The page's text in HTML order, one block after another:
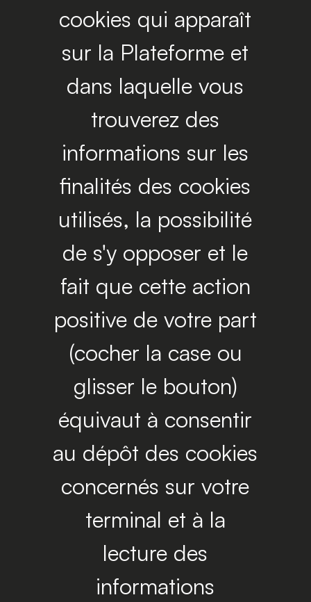
cookies qui apparaît
sur la Plateforme et
dans laquelle vous
trouverez des
informations sur les
finalités des cookies
utilisés, la possibilité
de s'y opposer et le
fait que cette action
positive de votre part
(cocher la case ou
glisser le bouton)
équivaut à consentir
au dépôt des cookies
concernés sur votre
terminal et à la
lecture des
informations